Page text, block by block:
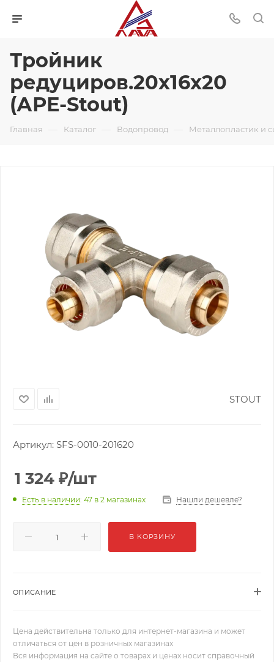
Тройник
редуциров.20х16х20
(АРЕ-Stout)
Главная — Каталог — Водопровод — Металлопластик и
STOUT
Артикул: SFS-0010-201620
1 324 ₽/шт
Есть в наличии: 47 в 2 магазинах Нашли дешевле?
В КОРЗИНУ
ОПИСАНИЕ
Цена действительна только для интернет-магазина и может
отличаться от цен в розничных магазинах
Вся информация на сайте о товарах и ценах носит справочный